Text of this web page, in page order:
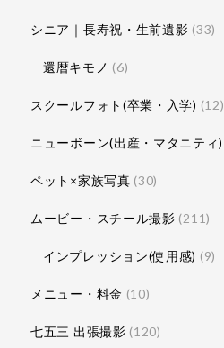
シニア｜長寿祝・生前遺影 (33)
還暦キモノ (6)
スクールフォト(卒業・入学) (12)
ニューボーン(出産・マタニティ)
ペット×家族写真 (30)
ムービー・スチール撮影 (211)
インプレッション(使用感) (9)
メニュー・料金 (10)
七五三 出張撮影 (120)